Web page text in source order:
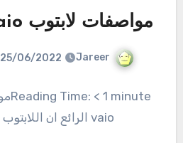
مواصفات لابتوب sony vaio الرائع
Jareer
25/06/2022
vaio الرائع ان اللابتوب يتمتع بمعالج